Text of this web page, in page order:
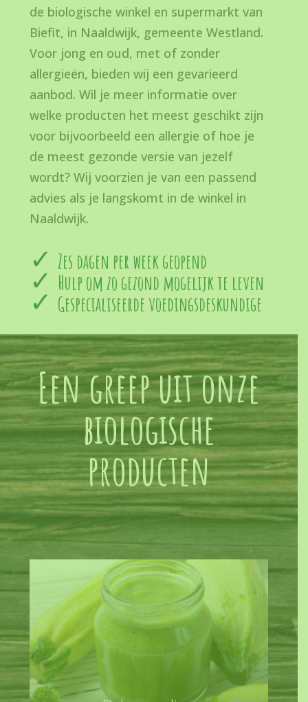
de biologische winkel en supermarkt van
Biefit, in Naaldwijk, gemeente Westland.
Voor jong en oud, met of zonder
allergieën, bieden wij een gevarieerd
aanbod. Wil je meer informatie over
welke producten het meest geschikt zijn
voor bijvoorbeeld een allergie of hoe je
de meest gezonde versie van jezelf
wordt? Wij voorzien je van een passend
advies als je langskomt in de winkel in
Naaldwijk.
Zes dagen per week geopend
Hulp om zo gezond mogelijk te leven
Gespecialiseerde voedingsdeskundige
Een greep uit onze
biologische
producten